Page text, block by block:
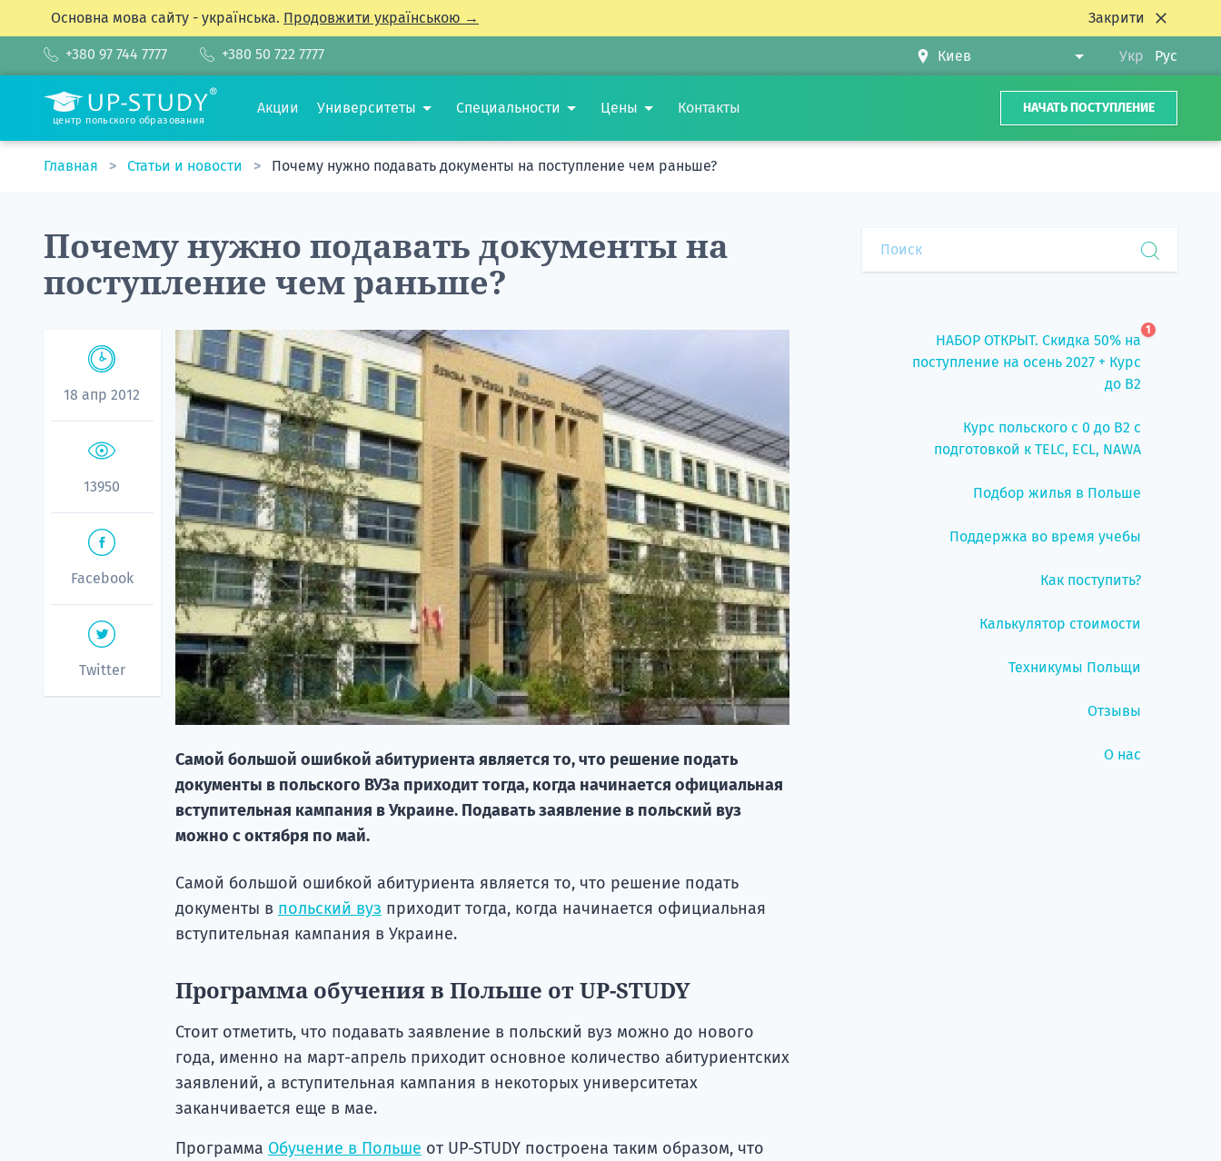
Основна мова сайту - українська. Продовжити українською → Закрити
+380 97 744 7777 +380 50 722 7777 Укр Рус
центр польского образования
Акции Университеты Специальности Цены Контакты НАЧАТЬ ПОСТУПЛЕНИЕ
Главная Статьи и новости Почему нужно подавать документы на поступление чем раньше?
Почему нужно подавать документы на
поступление чем раньше?
18 апр 2012
13950
Facebook
Twitter
Самой большой ошибкой абитуриента является то, что решение подать
документы в польского ВУЗа приходит тогда, когда начинается официальная
вступительная кампания в Украине. Подавать заявление в польский вуз
можно с октября по май.
Самой большой ошибкой абитуриента является то, что решение подать
документы в польский вуз приходит тогда, когда начинается официальная
вступительная кампания в Украине.
Программа обучения в Польше от UP-STUDY
Стоит отметить, что подавать заявление в польский вуз можно до нового
года, именно на март-апрель приходит основное количество абитуриентских
заявлений, а вступительная кампания в некоторых университетах
заканчивается еще в мае.
Программа Обучение в Польше от UP-STUDY построена таким образом, что
НАБОР ОТКРЫТ. Скидка 50% на
поступление на осень 2027 + Курс
до B2
1
Курс польского с 0 до B2 с
подготовкой к TELC, ECL, NAWA
Подбор жилья в Польше
Поддержка во время учебы
Как поступить?
Калькулятор стоимости
Техникумы Польщи
Отзывы
О нас